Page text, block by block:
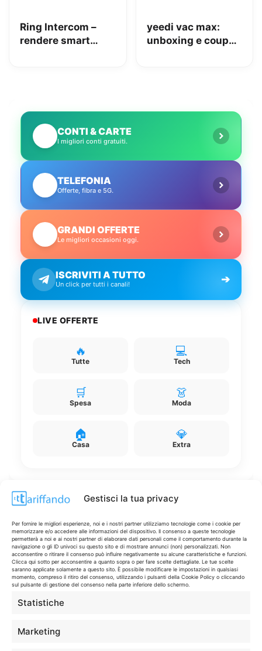
Gestisci la tua privacy
Per fornire le migliori esperienze, noi e i nostri partner utilizziamo tecnologie come i cookie per
memorizzare e/o accedere alle informazioni del dispositivo. Il consenso a queste tecnologie
permetterà a noi e ai nostri partner di elaborare dati personali come il comportamento durante la
navigazione o gli ID univoci su questo sito e di mostrare annunci (non) personalizzati. Non
acconsentire o ritirare il consenso può influire negativamente su alcune caratteristiche e funzioni.
Clicca qui sotto per acconsentire a quanto sopra o per fare scelte dettagliate. Le tue scelte
saranno applicate solamente a questo sito. È possibile modificare le impostazioni in qualsiasi
momento, compreso il ritiro del consenso, utilizzando i pulsanti della Cookie Policy o cliccando
sul pulsante di gestione del consenso nella parte inferiore dello schermo.
Statistiche
Marketing
Ring Intercom –
rendere smart
yeedi vac max:
unboxing e coupon
CONTI & CARTE
I migliori conti gratuiti.
TELEFONIA
Offerte, fibra e 5G.
GRANDI OFFERTE
Le migliori occasioni oggi.
ISCRIVITI A TUTTO
Un click per tutti i canali! ➔
LIVE OFFERTE
🔥
Tutte
💻
Tech
🛒
Spesa
👗
Moda
🏠
Casa
💎
Extra
Disclaimer
I marchi citati appartengono ai rispettivi proprietari. Le offerte
segnalate possono subire variazioni: verifica sempre le condizioni
sui siti ufficiali.